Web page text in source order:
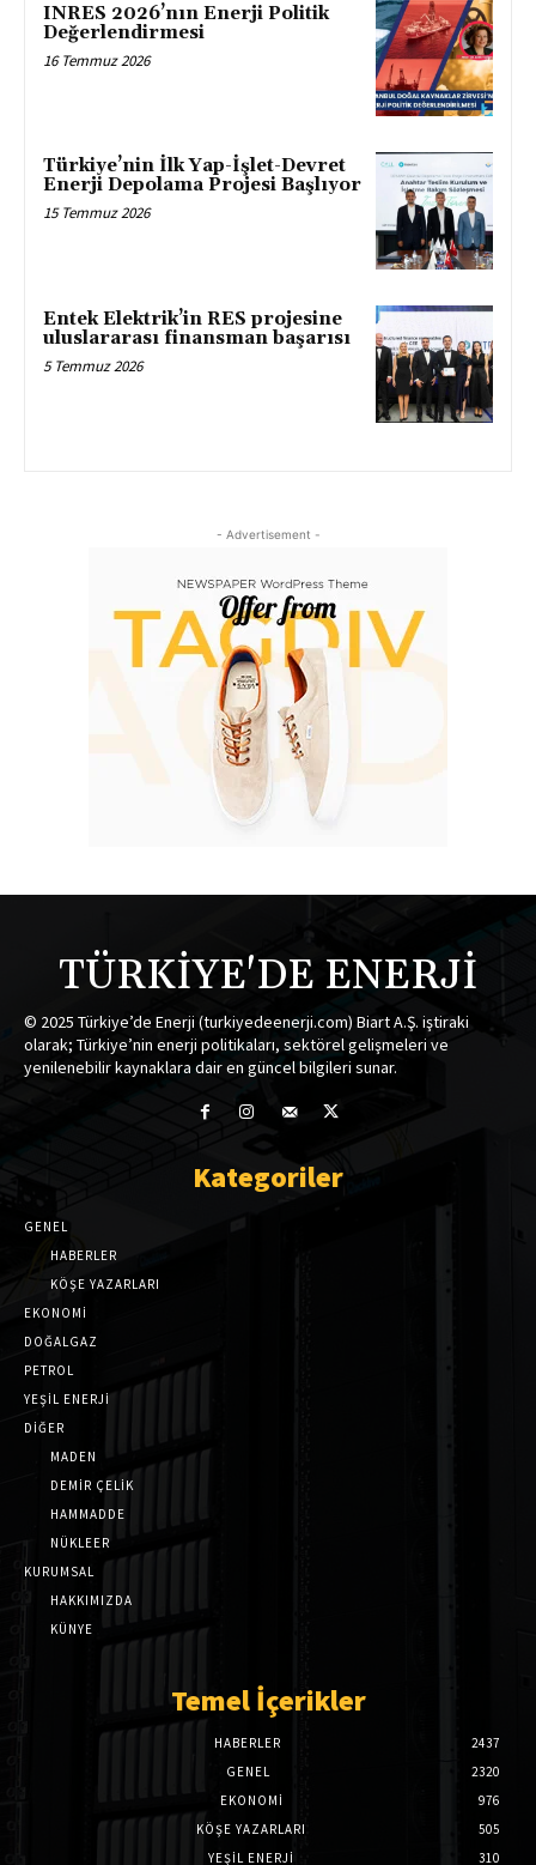
INRES 2026’nın Enerji Politik
Değerlendirmesi
16 Temmuz 2026
Türkiye’nin İlk Yap-İşlet-Devret
Enerji Depolama Projesi Başlıyor
15 Temmuz 2026
Entek Elektrik’in RES projesine
uluslararası finansman başarısı
5 Temmuz 2026
- Advertisement -
TÜRKİYE'DE ENERJİ
© 2025 Türkiye’de Enerji (turkiyedeenerji.com) Biart A.Ş. iştiraki
olarak; Türkiye’nin enerji politikaları, sektörel gelişmeleri ve
yenilenebilir kaynaklara dair en güncel bilgileri sunar.
Kategoriler
GENEL
HABERLER
KÖŞE YAZARLARI
EKONOMİ
DOĞALGAZ
PETROL
YEŞİL ENERJİ
DİĞER
MADEN
DEMİR ÇELİK
HAMMADDE
NÜKLEER
KURUMSAL
HAKKIMIZDA
KÜNYE
Temel İçerikler
HABERLER
2437
GENEL
2320
EKONOMI
976
KÖŞE YAZARLARI
505
YEŞİL ENERJİ
310